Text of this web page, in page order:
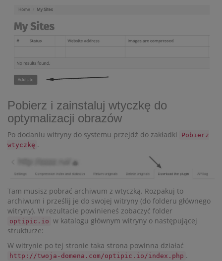
Pobierz i zainstaluj wtyczkę do
optymalizacji obrazów
Po dodaniu witryny do systemu przejdź do zakładki
Pobierz
wtyczkę .
Tam musisz pobrać archiwum z wtyczką. Rozpakuj to
archiwum i prześlij je do swojej witryny (do folderu głównego
witryny). W rezultacie powinieneś zobaczyć folder
optipic.io w katalogu głównym witryny o następującej
strukturze:
W witrynie po tej stronie taka strona powinna działać
http://twoja-domena.com/optipic.io/index.php .